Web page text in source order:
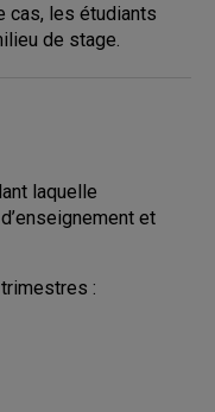
cas, les étudiants
de stage.
laquelle
et
: